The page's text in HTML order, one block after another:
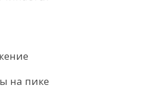
на пике